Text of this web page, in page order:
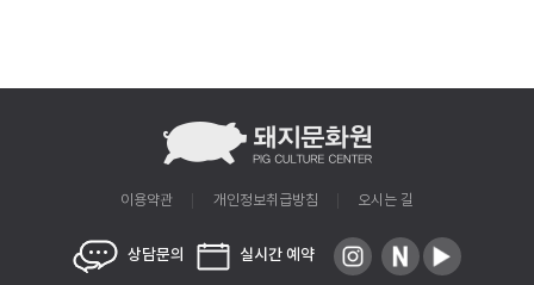
이용약관 개인정보취급방침 오시는 길
상담문의 실시간 예약